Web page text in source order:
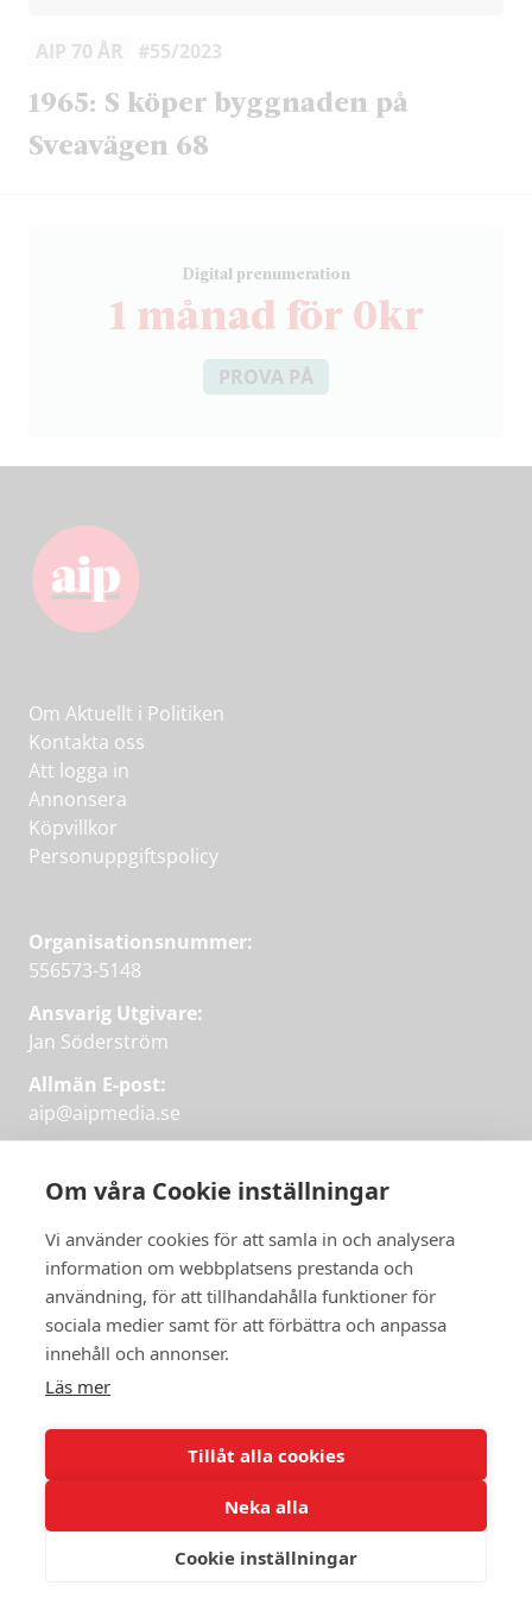
Om våra Cookie inställningar
Vi använder cookies för att samla in och analysera
information om webbplatsens prestanda och
användning, för att tillhandahålla funktioner för
sociala medier samt för att förbättra och anpassa
innehåll och annonser.
Läs mer
Tillåt alla cookies
Neka alla
Cookie inställningar
första månaden
gratis.
PRENUMERERA
AIP 70 ÅR #55/2023
1965: S köper byggnaden på
Sveavägen 68
Digital prenumeration
1 månad för 0kr
PROVA PÅ
Om Aktuellt i Politiken
Kontakta oss
Att logga in
Annonsera
Köpvillkor
Personuppgiftspolicy
Organisationsnummer:
556573-5148
Ansvarig Utgivare:
Jan Söderström
Allmän E-post:
aip@aipmedia.se
aip@flowyinfo.seeller 08-1210 60 40.
Instagram
LinkedIn
Twitter
Facebook
Få veckans bästa
artiklar på mejlen
PRENUMERERA
© 2026 Aktuellt i Politiken.